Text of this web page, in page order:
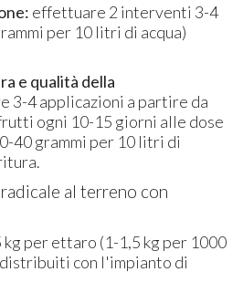
effettuare 2 interventi 3-4
per 10 litri di acqua)
e qualità della
3-4 applicazioni a partire da
ogni 10-15 giorni alle dose
40 grammi per 10 litri di
al terreno con
per ettaro (1-1,5 kg per 1000
con l'impianto di